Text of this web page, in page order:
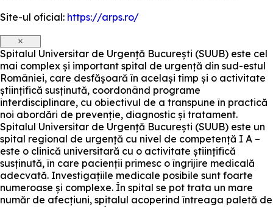
Site-ul oficial: https://arps.ro/
×
Spitalul Universitar de Urgență București (SUUB) este cel
mai complex și important spital de urgență din sud-estul
României, care desfășoară în același timp și o activitate
științifică susținută, coordonând programe
interdisciplinare, cu obiectivul de a transpune în practică
noi abordări de prevenție, diagnostic și tratament.
Spitalul Universitar de Urgență București (SUUB) este un
spital regional de urgență cu nivel de competență I A –
este o clinică universitară cu o activitate științifică
susținută, în care pacienții primesc o îngrijire medicală
adecvată. Investigațiile medicale posibile sunt foarte
numeroase și complexe. În spital se pot trata un mare
număr de afecțiuni, spitalul acoperind întreaga paletă de